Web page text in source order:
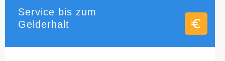
Service bis zum
Gelderhalt